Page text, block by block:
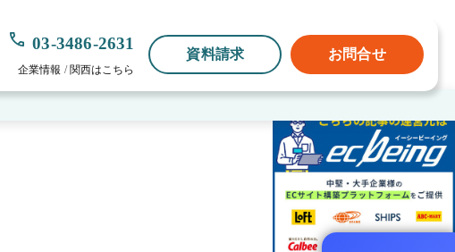
03-3486-2631
企業情報 / 関西はこちら
資料請求 お問合せ